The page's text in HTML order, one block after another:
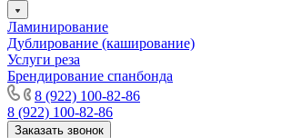
Ламинирование
Дублирование (каширование)
Услуги реза
Брендирование спанбонда
8 (922) 100-82-86
8 (922) 100-82-86
Заказать звонок